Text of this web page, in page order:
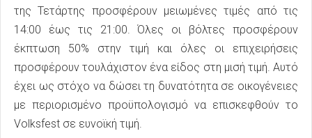
της Τετάρτης προσφέρουν μειωμένες τιμές από τις
14:00 έως τις 21:00. Όλες οι βόλτες προσφέρουν
έκπτωση 50% στην τιμή και όλες οι επιχειρήσεις
προσφέρουν τουλάχιστον ένα είδος στη μισή τιμή. Αυτό
έχει ως στόχο να δώσει τη δυνατότητα σε οικογένειες
με περιορισμένο προϋπολογισμό να επισκεφθούν το
Volksfest σε ευνοϊκή τιμή.